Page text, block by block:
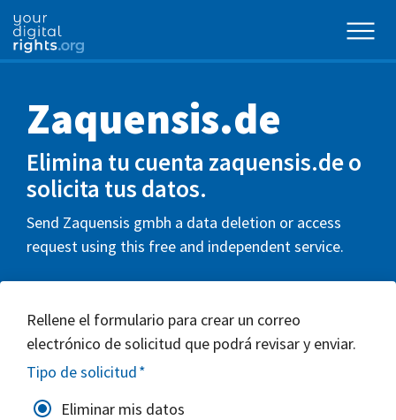
Zaquensis.de
Elimina tu cuenta zaquensis.de o
solicita tus datos.
Send Zaquensis gmbh a data deletion or access
request using this free and independent service.
Rellene el formulario para crear un correo
electrónico de solicitud que podrá revisar y enviar.
Tipo de solicitud*
Eliminar mis datos